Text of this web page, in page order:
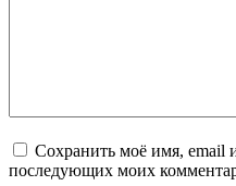
Сохранить моё имя, email
последующих моих